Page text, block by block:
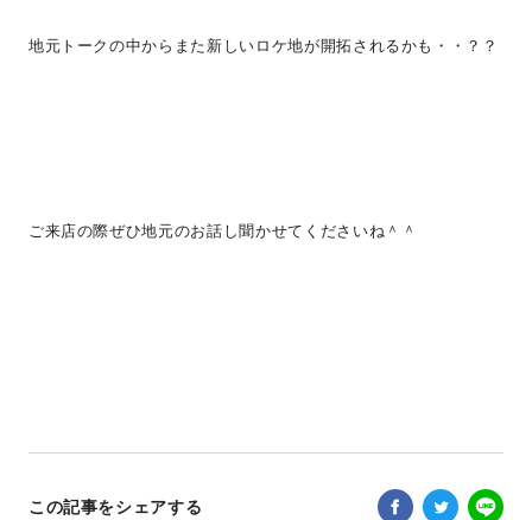
地元トークの中からまた新しいロケ地が開拓されるかも・・？？
ご来店の際ぜひ地元のお話し聞かせてくださいね＾＾
この記事をシェアする